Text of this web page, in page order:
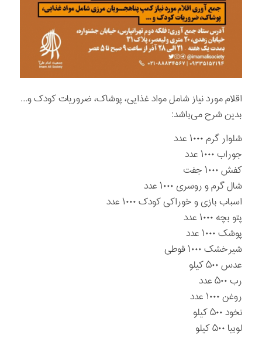
اقلام‌ مورد نیاز شامل مواد غذایی، پوشاک، ضروریات کودک و…
بدین شرح می‌باشد:
شلوار گرم ۱۰۰۰ عدد
جوراب ۱۰۰۰ عدد
کفش ۱۰۰۰ جفت
شال گرم و روسری ۱۰۰۰ عدد
اسباب بازی و خوراکی کودک ۱۰۰۰ عدد
پتو بچه ۱۰۰۰ عدد
پوشک ۱۰۰۰ عدد
شیرخشک ۱۰۰۰ قوطی
عدس ۵۰۰ کیلو
رب ۵۰۰ عدد
روغن ۱۰۰۰ عدد
نخود ۵۰۰ کیلو
لوبیا ۵۰۰ کیلو